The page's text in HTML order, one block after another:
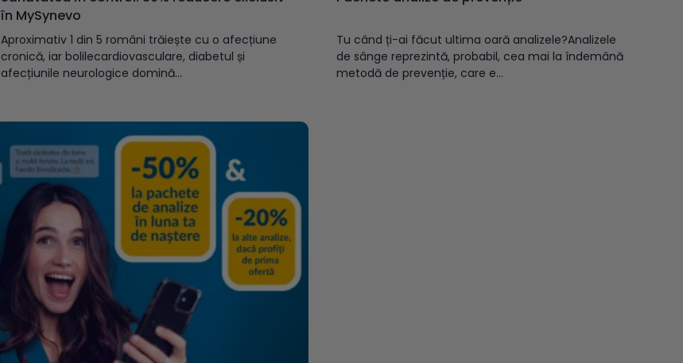
în MySynevo
Aproximativ 1 din 5 români trăiește cu o afecțiune
cronică, iar bolilecardiovasculare, diabetul și
afecțiunile neurologice domină...
Tu când ți-ai făcut ultima oară analizele?Analizele
de sânge reprezintă, probabil, cea mai la îndemână
metodă de prevenție, care e...